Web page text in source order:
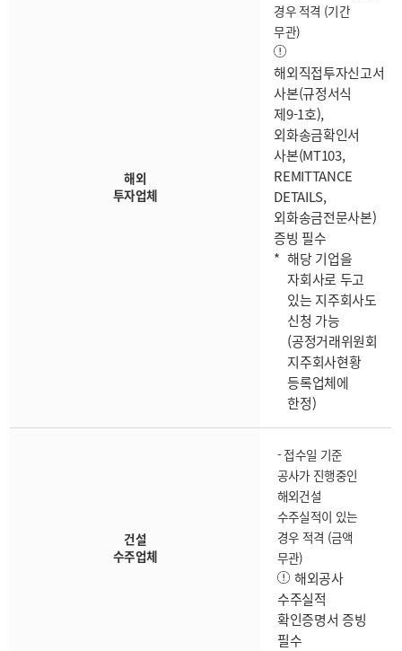
해외
투자업체
경우 적격 (기간
무관)
해외직접투자신고서
사본(규정서식
제9-1호),
외화송금확인서
사본(MT103,
REMITTANCE
DETAILS,
외화송금전문사본)
증빙 필수
해당 기업을
자회사로 두고
있는 지주회사도
신청 가능
(공정거래위원회
지주회사현황
등록업체에
한정)
건설
수주업체
- 접수일 기준
공사가 진행중인
해외건설
수주실적이 있는
경우 적격 (금액
무관)
해외공사
수주실적
확인증명서 증빙
필수